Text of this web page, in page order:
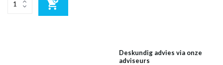
Deskundig advies via onze
adviseurs